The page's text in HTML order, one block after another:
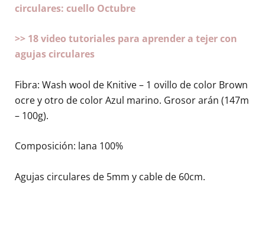
circulares: cuello Octubre
>> 18 video tutoriales para aprender a tejer con
agujas circulares
Fibra: Wash wool de Knitive – 1 ovillo de color Brown
ocre y otro de color Azul marino. Grosor arán (147m
– 100g).
Composición: lana 100%
Agujas circulares de 5mm y cable de 60cm.